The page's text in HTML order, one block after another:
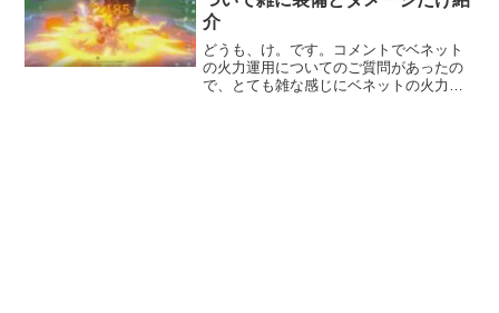
介
どうも、け。です。コメントでベネット
の火力運用についてのご質問があったの
で、とても雑な感じにベネットの火力運